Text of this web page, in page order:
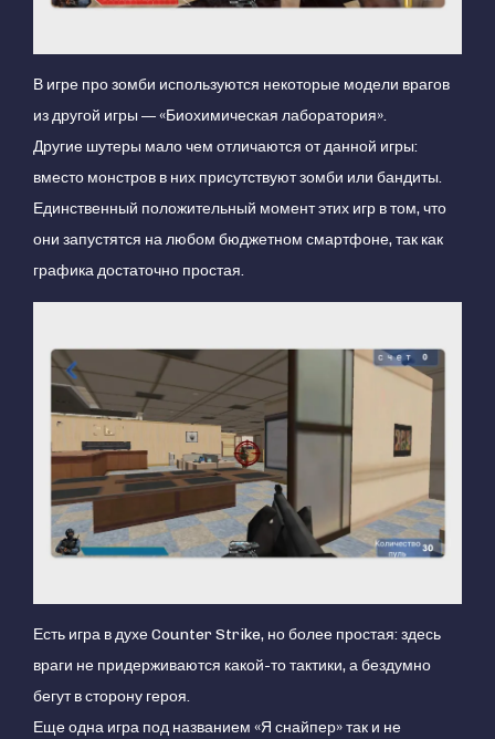
В игре про зомби используются некоторые модели врагов
из другой игры — «Биохимическая лаборатория».
Другие шутеры мало чем отличаются от данной игры:
вместо монстров в них присутствуют зомби или бандиты.
Единственный положительный момент этих игр в том, что
они запустятся на любом бюджетном смартфоне, так как
графика достаточно простая.
Есть игра в духе Counter Strike, но более простая: здесь
враги не придерживаются какой-то тактики, а бездумно
бегут в сторону героя.
Еще одна игра под названием «Я снайпер» так и не